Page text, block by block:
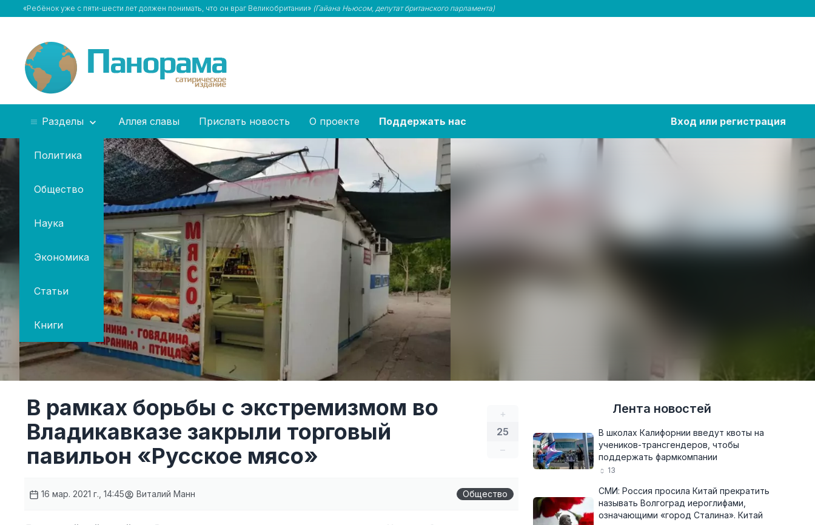
«Ребёнок уже с пяти-шести лет должен понимать, что он враг Великобритании» (Гайана Ньюсом, депутат британского парламента)
Разделы
Политика
Общество
Наука
Экономика
Статьи
Книги
Аллея славы Прислать новость О проекте Поддержать нас Вход или регистрация
+
25
–
В рамках борьбы с экстремизмом во
Владикавказе закрыли торговый
павильон «Русское мясо»
16 мар. 2021 г., 14:45 Виталий Манн Общество
Лента новостей
В школах Калифорнии введут квоты на
учеников-трансгендеров, чтобы
поддержать фармкомпании
13
СМИ: Россия просила Китай прекратить
называть Волгоград иероглифами,
означающими «город Сталина». Китай